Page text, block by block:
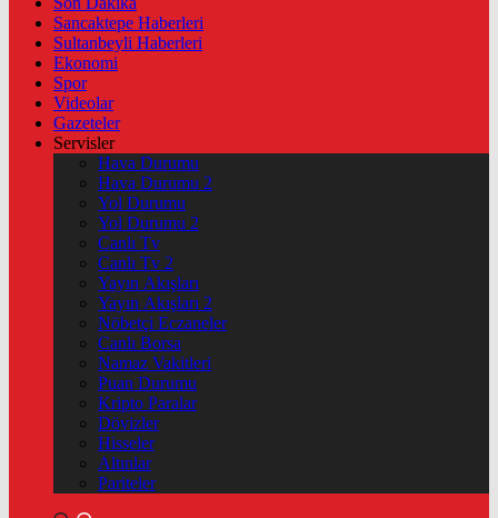
Sancaktepe Haberleri
Sultanbeyli Haberleri
Ekonomi
Spor
Videolar
Gazeteler
Servisler
Hava Durumu
Hava Durumu 2
Yol Durumu
Yol Durumu 2
Canlı Tv
Canlı Tv 2
Yayın Akışları
Yayın Akışları 2
Nöbetçi Eczaneler
Canlı Borsa
Namaz Vakitleri
Puan Durumu
Kripto Paralar
Dövizler
Hisseler
Altınlar
Pariteler